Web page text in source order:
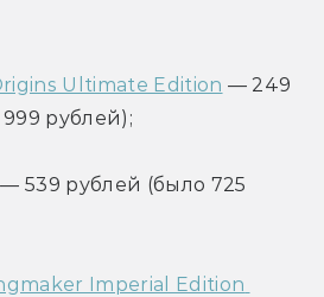
Ultimate Edition — 249
рублей);
— 539 рублей (было 725
Imperial Edition